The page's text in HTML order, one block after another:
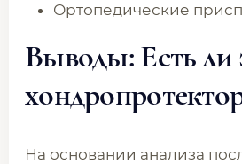
Ортопедические
Выводы: Есть ли
На основании анализа